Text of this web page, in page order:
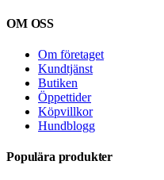
OM OSS
Om företaget
Kundtjänst
Butiken
Öppettider
Köpvillkor
Hundblogg
Populära produkter